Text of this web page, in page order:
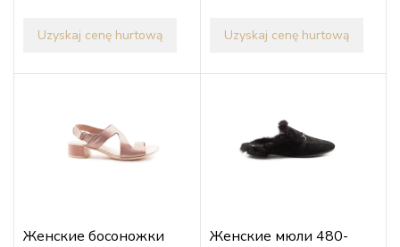
Uzyskaj cenę hurtową Uzyskaj cenę hurtową
Женские босоножки
Женские мюли 480-